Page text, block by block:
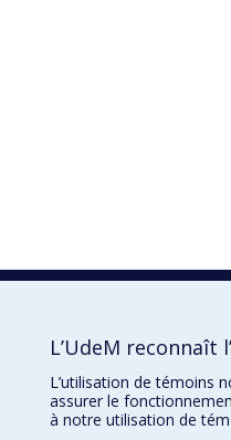
L’UdeM
L’utilisation de témoins
assurer le
à notre utilisation de